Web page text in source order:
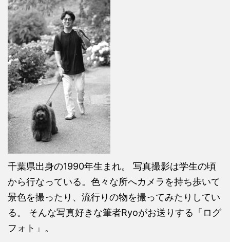
千葉県出身の1990年生まれ。 写真撮影は学生の頃
から行なっている。色々な所へカメラを持ち歩いて
景色を撮ったり、流行りの物を撮ってみたりしてい
る。 そんな写真好きな筆者Ryoがお送りする「ログ
フォト」。